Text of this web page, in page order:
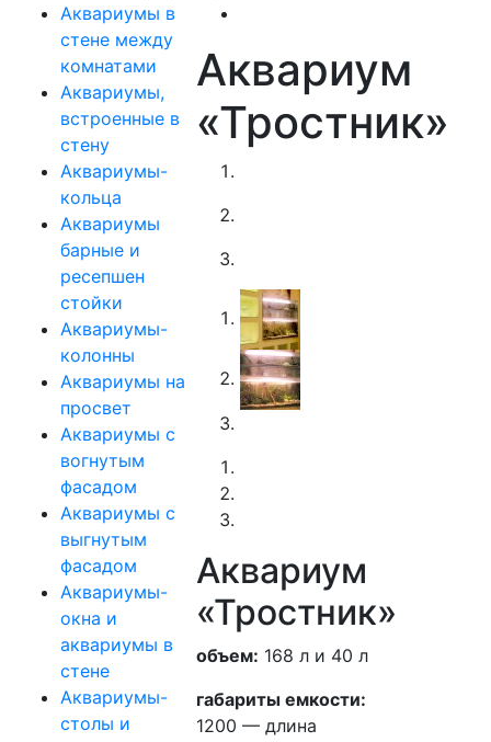
Аквариумы в
стене между
комнатами
Аквариумы,
встроенные в
стену
Аквариумы-
кольца
Аквариумы
барные и
ресепшен
стойки
Аквариумы-
колонны
Аквариумы на
просвет
Аквариумы с
вогнутым
фасадом
Аквариумы с
выгнутым
фасадом
Аквариумы-
окна и
аквариумы в
стене
Аквариумы-
столы и
Аквариум
«Тростник»
Аквариум
«Тростник»
объем: 168 л и 40 л
габариты емкости:
1200 — длина